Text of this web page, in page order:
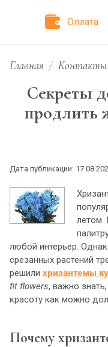
Оплата
Главная / Контакты
Секреты
продлить
Дата публикации:
летом.
любой интерьер.
срезанных растений
решили хризантемы
fit flowers, важно
красоту как можно
Почему